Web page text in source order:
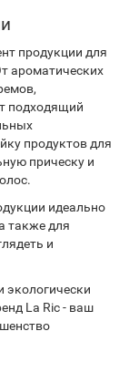
продукции для
ароматических
подходящий
продуктов для
прическу и
идеально
также для
и
экологически
La Ric - ваш